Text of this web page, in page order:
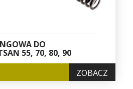
DO
55, 70, 80, 90
ZOBACZ